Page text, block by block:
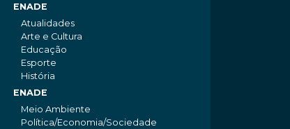
ENADE
Atualidades
Arte e Cultura
Educação
Esporte
História
ENADE
Meio Ambiente
Política/Economia/Sociedade